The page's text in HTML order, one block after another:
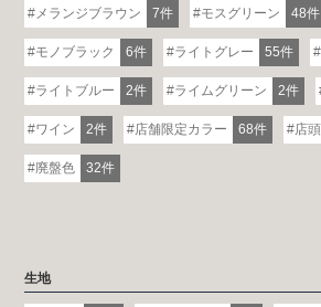
メランジブラウン 7件 モスグリーン 48件
モノブラック 6件 ライトグレー 55件
ライトブルー 2件 ライムグリーン 2件
ワイン 2件 店舗限定カラー 68件 店
廃盤色 32件
生地